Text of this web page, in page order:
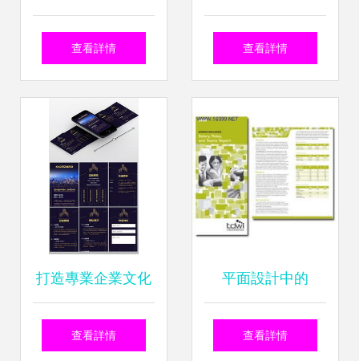
產品設計趣味化
查看詳情
格式圖文說明素材
設計模板
查看詳情
打造專業企業文化
PSD格式圖文素材
查看詳情
平面設計中的
Angela Richard圖
查看詳情